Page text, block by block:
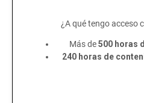
¿A qué tengo acceso
Más de500 horas
240 horas de